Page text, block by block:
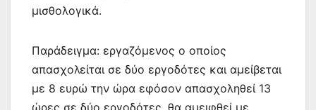
μισθολογικά.
Παράδειγμα: εργαζόμενος ο οποίος
απασχολείται σε δύο εργοδότες και αμείβεται
με 8 ευρώ την ώρα εφόσον απασχοληθεί 13
ώρες σε δύο εργοδότες, θα αμειφθεί με